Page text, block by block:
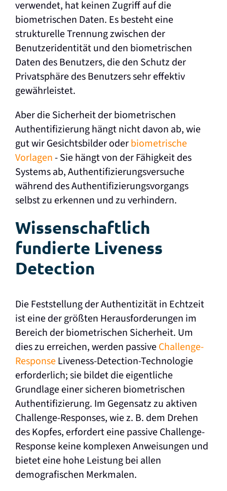
verwendet, hat keinen Zugriff auf die
biometrischen Daten. Es besteht eine
strukturelle Trennung zwischen der
Benutzeridentität und den biometrischen
Daten des Benutzers, die den Schutz der
Privatsphäre des Benutzers sehr effektiv
gewährleistet.
Aber die Sicherheit der biometrischen
Authentifizierung hängt nicht davon ab, wie
gut wir Gesichtsbilder oderbiometrische
Vorlagen- Sie hängt von der Fähigkeit des
Systems ab, Authentifizierungsversuche
während des Authentifizierungsvorgangs
selbst zu erkennen und zu verhindern.
Wissenschaftlich
fundierte Liveness
Detection
Die Feststellung der Authentizität in Echtzeit
ist eine der größten Herausforderungen im
Bereich der biometrischen Sicherheit. Um
dies zu erreichen, werden passiveChallenge-
ResponseLiveness-Detection-Technologie
erforderlich; sie bildet die eigentliche
Grundlage einer sicheren biometrischen
Authentifizierung. Im Gegensatz zu aktiven
Challenge-Responses, wie z. B. dem Drehen
des Kopfes, erfordert eine passive Challenge-
Response keine komplexen Anweisungen und
bietet eine hohe Leistung bei allen
demografischen Merkmalen.